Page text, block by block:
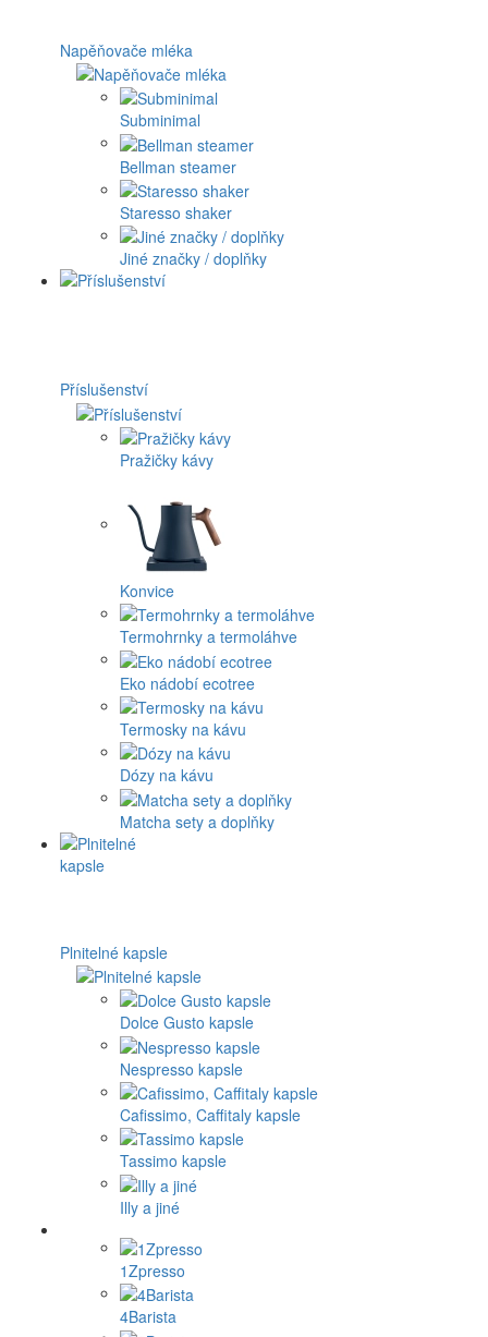
Napěňovače mléka
Subminimal
Bellman steamer
Staresso shaker
Jiné značky / doplňky
Příslušenství
Pražičky kávy
Konvice
Termohrnky a termoláhve
Eko nádobí ecotree
Termosky na kávu
Dózy na kávu
Matcha sety a doplňky
Plnitelné kapsle
Dolce Gusto kapsle
Nespresso kapsle
Cafissimo, Caffitaly kapsle
Tassimo kapsle
Illy a jiné
1Zpresso
4Barista